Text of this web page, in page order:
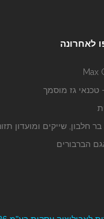
לאחרונה
גז מוסמך
חלבון, שייקים ומועדון
הברבורים